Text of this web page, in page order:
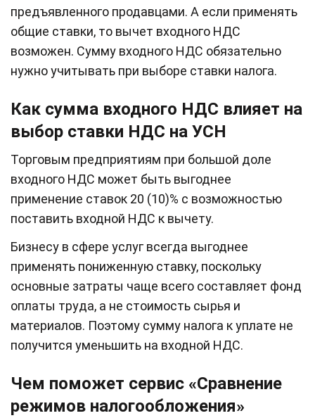
предъявленного продавцами. А если применять
общие ставки, то вычет входного НДС
возможен. Сумму входного НДС обязательно
нужно учитывать при выборе ставки налога.
Как сумма входного НДС влияет на
выбор ставки НДС на УСН
Торговым предприятиям при большой доле
входного НДС может быть выгоднее
применение ставок 20 (10)% с возможностью
поставить входной НДС к вычету.
Бизнесу в сфере услуг всегда выгоднее
применять пониженную ставку, поскольку
основные затраты чаще всего составляет фонд
оплаты труда, а не стоимость сырья и
материалов. Поэтому сумму налога к уплате не
получится уменьшить на входной НДС.
Чем поможет сервис «Сравнение
режимов налогообложения»